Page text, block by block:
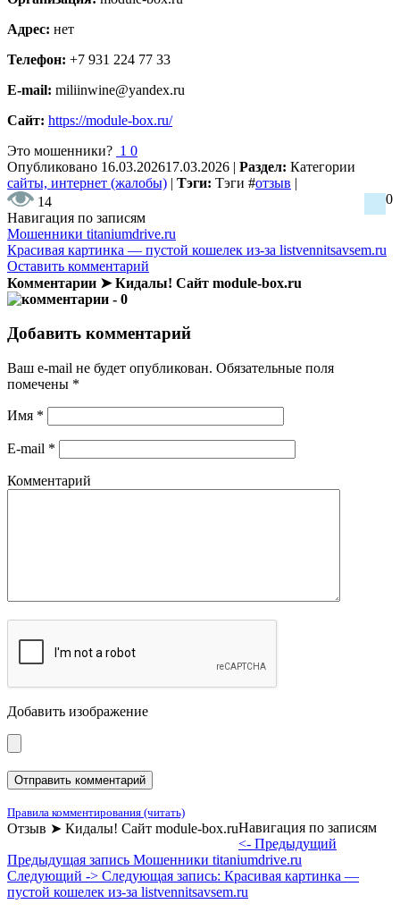
Адрес: нет
Телефон: +7 931 224 77 33
E-mail: miliinwine@yandex.ru
Сайт: https://module-box.ru/
Это мошенники? 1 0
Опубликовано 16.03.202617.03.2026 | Раздел: Категории
сайты, интернет (жалобы) | Тэги: Тэги #отзыв |
14
0
Навигация по записям
Мошенники titaniumdrive.ru
Красивая картинка — пустой кошелек из-за listvennitsavsem.ru
Оставить комментарий
Комментарии ➤ Кидалы! Сайт module-box.ru
- 0
Добавить комментарий
Ваш e-mail не будет опубликован. Обязательные поля
помечены *
Имя *
E-mail *
Комментарий
Добавить изображение
Правила комментирования (читать)
Отзыв ➤ Кидалы! Сайт module-box.ruНавигация по записям
<- Предыдущий
Предыдущая запись Мошенники titaniumdrive.ru
Следующий -> Следующая запись: Красивая картинка —
пустой кошелек из-за listvennitsavsem.ru